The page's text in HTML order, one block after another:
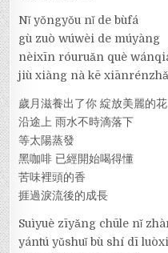
Nǐ yǒngyǒu nǐ de bùfá
gù zuò wúwèi de múyàng
nèixīn róuruǎn què
jiù xiàng nà kē
歲月滋養出了你 綻放美麗的花
沿途上 雨水不時滴落下
等太陽蒸發
黑咖啡 已經開始喝得懂
苦味裡頭的香
捱過淚流後的成長
Suìyuè zīyǎng chūle nǐ
yántú yǔshuǐ bù shí dī